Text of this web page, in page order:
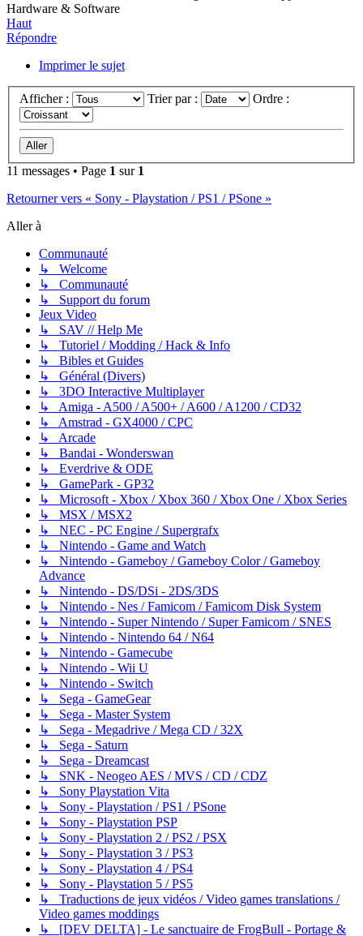
Hardware & Software
Haut
Répondre
Imprimer le sujet
Afficher : Trier par : Ordre :
11 messages • Page 1 sur 1
Retourner vers « Sony - Playstation / PS1 / PSone »
Aller à
Communauté
↳ Welcome
↳ Communauté
↳ Support du forum
Jeux Video
↳ SAV // Help Me
↳ Tutoriel / Modding / Hack & Info
↳ Bibles et Guides
↳ Général (Divers)
↳ 3DO Interactive Multiplayer
↳ Amiga - A500 / A500+ / A600 / A1200 / CD32
↳ Amstrad - GX4000 / CPC
↳ Arcade
↳ Bandai - Wonderswan
↳ Everdrive & ODE
↳ GamePark - GP32
↳ Microsoft - Xbox / Xbox 360 / Xbox One / Xbox Series
↳ MSX / MSX2
↳ NEC - PC Engine / Supergrafx
↳ Nintendo - Game and Watch
↳ Nintendo - Gameboy / Gameboy Color / Gameboy
Advance
↳ Nintendo - DS/DSi - 2DS/3DS
↳ Nintendo - Nes / Famicom / Famicom Disk System
↳ Nintendo - Super Nintendo / Super Famicom / SNES
↳ Nintendo - Nintendo 64 / N64
↳ Nintendo - Gamecube
↳ Nintendo - Wii U
↳ Nintendo - Switch
↳ Sega - GameGear
↳ Sega - Master System
↳ Sega - Megadrive / Mega CD / 32X
↳ Sega - Saturn
↳ Sega - Dreamcast
↳ SNK - Neogeo AES / MVS / CD / CDZ
↳ Sony Playstation Vita
↳ Sony - Playstation / PS1 / PSone
↳ Sony - Playstation PSP
↳ Sony - Playstation 2 / PS2 / PSX
↳ Sony - Playstation 3 / PS3
↳ Sony - Playstation 4 / PS4
↳ Sony - Playstation 5 / PS5
↳ Traductions de jeux vidéos / Video games translations /
Video games moddings
↳ [DEV DELTA] - Le sanctuaire de FrogBull - Portage &